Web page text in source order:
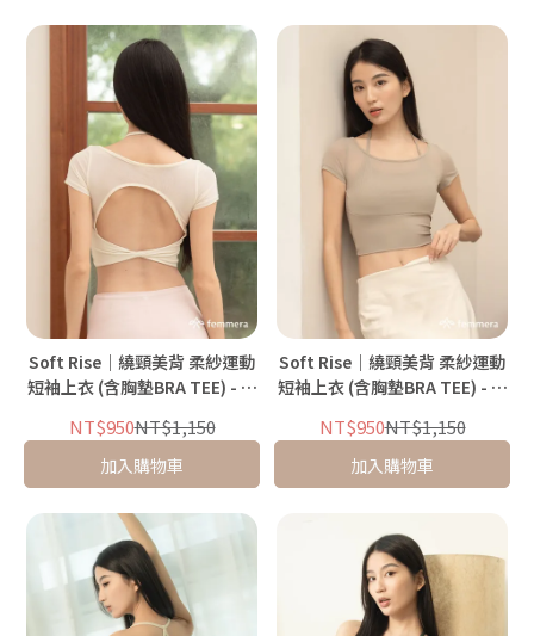
Soft Rise｜繞頸美背 柔紗運動
短袖上衣 (含胸墊BRA TEE) - 奶
NT$950NT$1,150
加入購物車
Soft Rise｜繞頸美背 柔紗運動
短袖上衣 (含胸墊BRA TEE) - 蜜
NT$950NT$1,150
加入購物車